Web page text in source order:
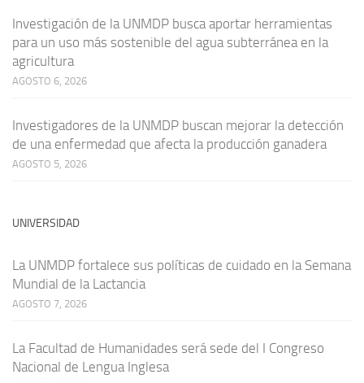
Investigación de la UNMDP busca aportar herramientas
para un uso más sostenible del agua subterránea en la
agricultura
AGOSTO 6, 2026
Investigadores de la UNMDP buscan mejorar la detección
de una enfermedad que afecta la producción ganadera
AGOSTO 5, 2026
UNIVERSIDAD
La UNMDP fortalece sus políticas de cuidado en la Semana
Mundial de la Lactancia
AGOSTO 7, 2026
La Facultad de Humanidades será sede del I Congreso
Nacional de Lengua Inglesa